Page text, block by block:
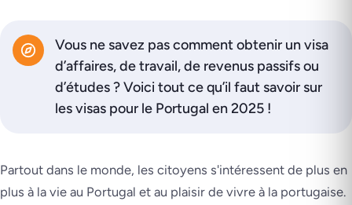
Vous ne savez pas comment obtenir un visa
d’affaires, de travail, de revenus passifs ou
d’études ? Voici tout ce qu’il faut savoir sur
les visas pour le Portugal en 2025 !
Partout dans le monde, les citoyens s'intéressent de plus en
plus à la vie au Portugal et au plaisir de vivre à la portugaise.